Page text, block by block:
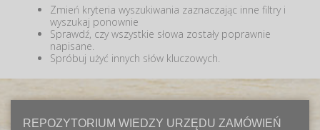
Zmień kryteria wyszukiwania zaznaczając inne filtry i
wyszukaj ponownie
Sprawdź, czy wszystkie słowa zostały poprawnie
napisane.
Spróbuj użyć innych słów kluczowych.
REPOZYTORIUM WIEDZY URZĘDU ZAMÓWIEŃ
W przypadku użytkowników zalogowanych, ważna jest Państwa
wcześniejsza zgoda której udzieliliście podczas zakładania
konta. Każda Państwa zgoda jest dobrowolna i można ją w
dowolnym momencie wycofać.
Klauzula Informacyjna (rozwiń)